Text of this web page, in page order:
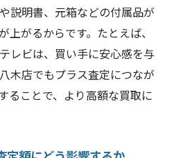
説明書、元箱などの付属品が
上がるからです。たとえば、
レビは、買い手に安心感を与
木店でもプラス査定につなが
ることで、より高額な買取に